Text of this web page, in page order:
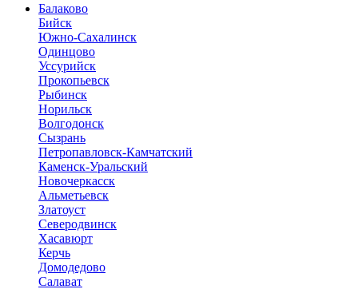
Балаково
Бийск
Южно-Сахалинск
Одинцово
Уссурийск
Прокопьевск
Рыбинск
Норильск
Волгодонск
Сызрань
Петропавловск-Камчатский
Каменск-Уральский
Новочеркасск
Альметьевск
Златоуст
Северодвинск
Хасавюрт
Керчь
Домодедово
Салават